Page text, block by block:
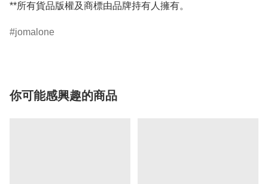
**所有貨品版權及商標由品牌持有人擁有。
jomalone
你可能感興趣的商品